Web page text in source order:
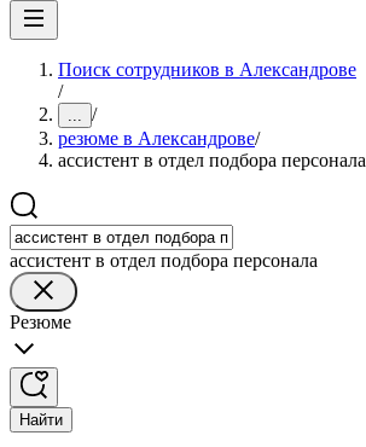
Поиск сотрудников в Александрове
/
... /
резюме в Александрове/
ассистент в отдел подбора персонала
ассистент в отдел подбора персонала
Резюме
Найти